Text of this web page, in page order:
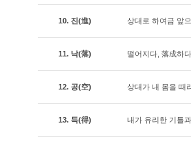
10. 진(進) 상대로 하여금 앞
11. 낙(落) 떨어지다, 落成하
12. 공(空) 상대가 내 몸을 때
13. 득(得) 내가 유리한 기틀